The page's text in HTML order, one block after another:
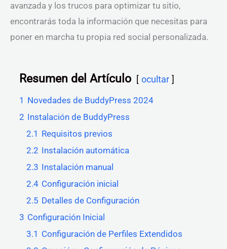
avanzada y los trucos para optimizar tu sitio,
encontrarás toda la información que necesitas para
poner en marcha tu propia red social personalizada.
Resumen del Artículo ocultar
1 Novedades de BuddyPress 2024
2 Instalación de BuddyPress
2.1 Requisitos previos
2.2 Instalación automática
2.3 Instalación manual
2.4 Configuración inicial
2.5 Detalles de Configuración
3 Configuración Inicial
3.1 Configuración de Perfiles Extendidos